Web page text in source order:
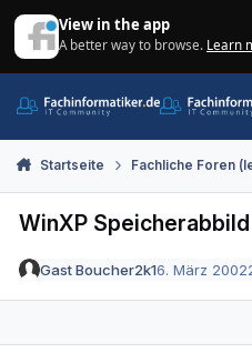
View in the app
A better way to browse. Learn
Startseite Fachliche Foren
WinXP Speicherabbild
Gast Boucher2k16. März 2002